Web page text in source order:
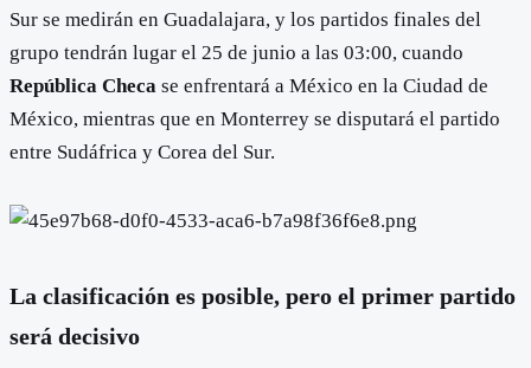
Sur se medirán en Guadalajara, y los partidos finales del
grupo tendrán lugar el 25 de junio a las 03:00, cuando
República Checa se enfrentará a México en la Ciudad de
México, mientras que en Monterrey se disputará el partido
entre Sudáfrica y Corea del Sur.
La clasificación es posible, pero el primer partido
será decisivo